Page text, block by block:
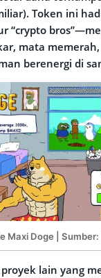
Token ini
“crypto
mata
berenergi di
Maxi Doge |
lain yang